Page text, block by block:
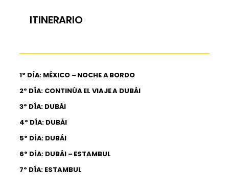
ITINERARIO
1º DÍA: MÉXICO – NOCHE A BORDO
2º DÍA: CONTINÚA EL VIAJE A DUBÁI
3º DÍA: DUBÁI
4º DÍA: DUBÁI
5º DÍA: DUBÁI
6º DÍA: DUBÁI – ESTAMBUL
7º DÍA: ESTAMBUL